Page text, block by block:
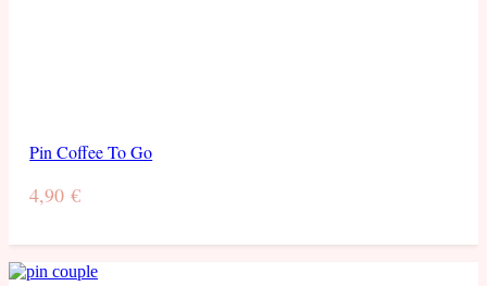
Pin Coffee To Go
4,90€